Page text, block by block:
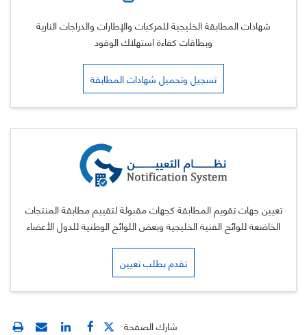
شهادات المطابقة الخليجية للمركبات والإطارات والدراجات النارية
وبطاقات كفاءة استهلاك الوقود
تسجيل وتحميل شهادات المطابقة
تعيين جهات تقويم المطابقة كجهات مقبولة لتقييم مطابقة المنتجات
الخاضعة للوائح الفنية الخليجية وبعض اللوائح الوطنية للدول الأعضاء
تقدم بطلب تعيين
شارك الصفحة